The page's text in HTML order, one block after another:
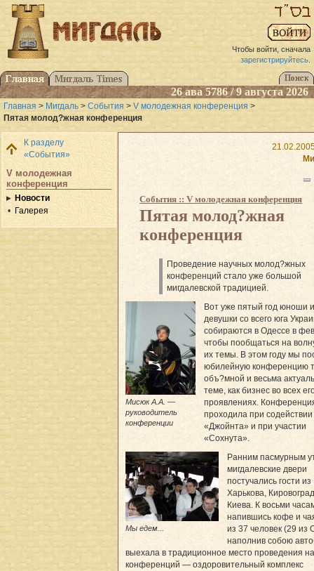
Чтобы войти, сначала
зарегистрируйтесь.
26 ава 5786 / 9 августа 2026
Главная > Мигдаль > События > V молодежная конференция >
Пятая молод?жная конференция
К разделу
«События»
V молодежная
конференция
Новости
Галерея
События :: V молодежная конференция
Пятая молод?жная
конференция
Проведение научных молод?жных
конференций стало уже большой
мигдалевской традицией.
Мисюк А.А. —
руководитель
конференции
Вот уже пятый год юноши и
девушки со всего юга
собираются в Одессе в
чтобы пообщаться на
их темы. В этом году мы
юбилейную конференцию
объ?мной и весьма
теме, как бизнес во всех
проявлениях.
проходила при содействии
«Джойнта» и при участии
«Сохнута».
Мы едем...
Ранним пасмурным
мигдалевские двери
постучались гости
Харькова,
Киева. К восьми
напившись кофе и
из 37 человек (29 из
наполнив собою
выехала в традиционное место проведения
конференций — оздоровительный комплекс